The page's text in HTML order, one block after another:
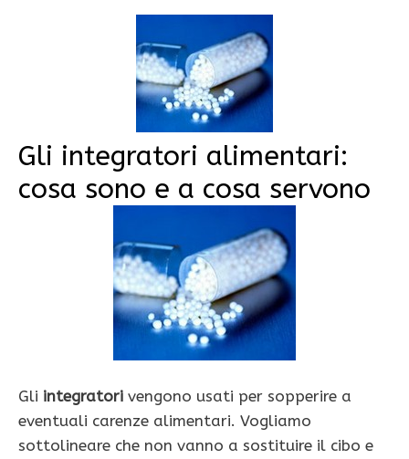
Gli integratori alimentari:
cosa sono e a cosa servono
Gli integratori vengono usati per sopperire a
eventuali carenze alimentari. Vogliamo
sottolineare che non vanno a sostituire il cibo e